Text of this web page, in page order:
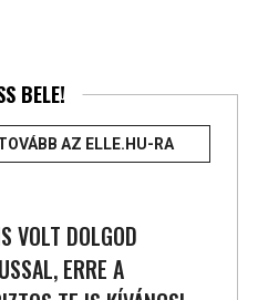
BELE!
AZ ELLE.HU-RA
VOLT DOLGOD
ERRE A